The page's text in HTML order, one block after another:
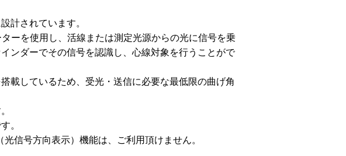
計されています。
ーを使用し、活線または測定光源からの光に信号を乗
ンダーでその信号を認識し、心線対象を行うことがで
載しているため、受光・送信に必要な最低限の曲げ角
。
信号方向表示）機能は、ご利用頂けません。